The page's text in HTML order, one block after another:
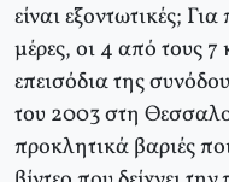
είναι εξοντωτικές;
μέρες, οι 4 από τους
επεισόδια της
του 2003 στη
προκλητικά βαριές